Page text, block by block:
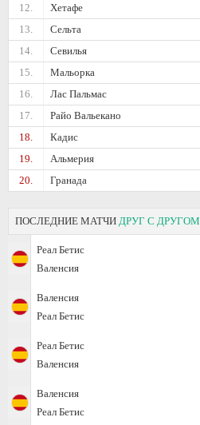
12.
Хетафе
13.
Сельта
14.
Севилья
15.
Мальорка
16.
Лас Пальмас
17.
Райо Вальекано
18.
Кадис
19.
Альмерия
20.
Гранада
ПОСЛЕДНИЕ МАТЧИ ДРУГ С ДРУГОМ
Реал Бетис
Валенсия
Валенсия
Реал Бетис
Реал Бетис
Валенсия
Валенсия
Реал Бетис